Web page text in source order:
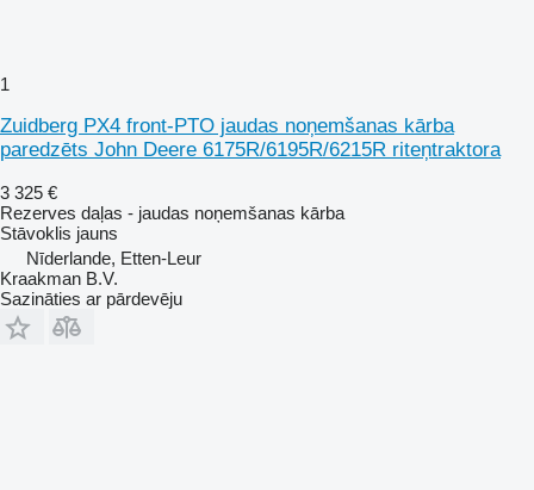
1
Zuidberg PX4 front-PTO jaudas noņemšanas kārba
paredzēts John Deere 6175R/6195R/6215R riteņtraktora
3 325 €
Rezerves daļas - jaudas noņemšanas kārba
Stāvoklis jauns
Nīderlande, Etten-Leur
Kraakman B.V.
Sazināties ar pārdevēju